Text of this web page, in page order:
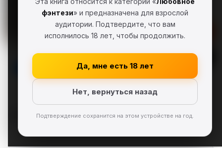
фэнтези» и предназначена для взрослой
аудитории. Подтвердите, что вам
исполнилось 18 лет, чтобы продолжить.
Да, мне есть 18 лет
Нет, вернуться назад
Подтверждение сохранится на этом устройстве на год.
Любовное фэнтези
Скачать FB2
В библиотеку